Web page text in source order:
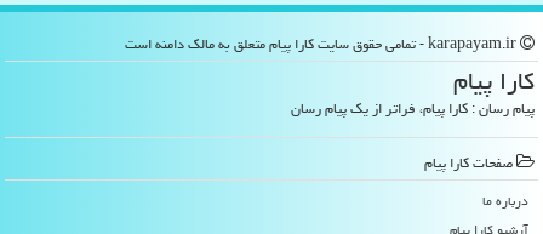
كارا پیام
پیام رسان : کارا پیام، فراتر از یک پیام رسان
صفحات كارا پیام
درباره ما